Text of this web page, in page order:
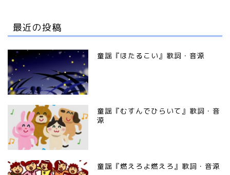
最近の投稿
童謡『ほたるこい』歌詞・音源
童謡『むすんでひらいて』歌詞・音
源
童謡『燃えろよ燃えろ』歌詞・音源